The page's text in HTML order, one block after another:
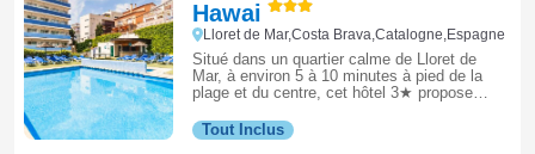
Hawai
Lloret de Mar,Costa Brava,Catalogne,Espagne
Situé dans un quartier calme de Lloret de
Mar, à environ 5 à 10 minutes à pied de la
plage et du centre, cet hôtel 3★ propose
compris.
Tout Inclus